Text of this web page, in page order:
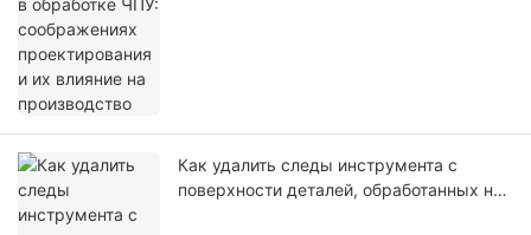
Как удалить следы инструмента с
поверхности деталей, обработанных на